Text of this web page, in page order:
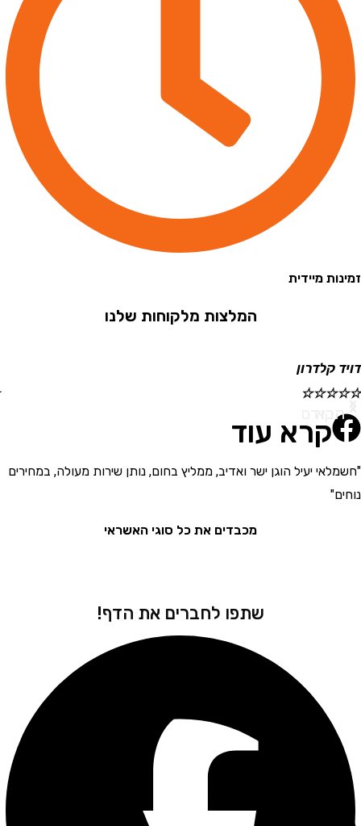
מיידית
המלצות מלקוחות שלנו
☆
☆
קרא עוד
יעיל הוגן ישר ואדיב, ממליץ בחום, נותן שירות מעולה, במחירים
מכבדים את כל סוגי האשראי
שתפו לחברים את הדף!